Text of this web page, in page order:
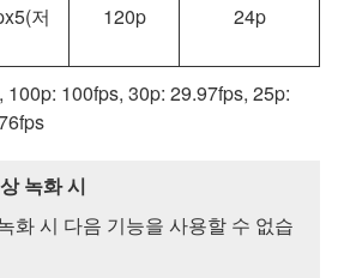
저
120p 24p
100p: 100fps, 30p: 29.97fps, 25p:
녹화 시
화 시 다음 기능을 사용할 수 없습